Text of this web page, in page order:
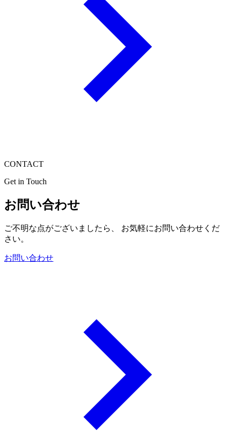
CONTACT
Get in Touch
お問い合わせ
ご不明な点がございましたら、 お気軽にお問い合わせくだ
さい。
お問い合わせ